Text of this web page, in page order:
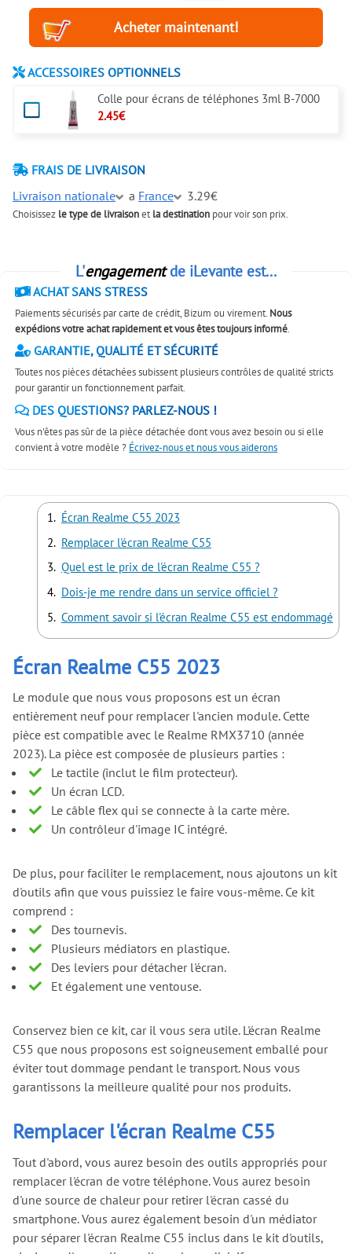
ACCESSOIRES OPTIONNELS
Colle pour écrans de téléphones 3ml B-7000
2.45€
FRAIS DE LIVRAISON
Livraison nationale
a France 3.29€
Choisissez le type de livraisonetla destination pour voir son prix.
L'engagementde iLevante est...
ACHAT SANS STRESS
Paiements sécurisés par carte de crédit, Bizum ou virement. Nous
expédions votre achat rapidement et vous êtes toujours informé.
GARANTIE, QUALITÉ ET SÉCURITÉ
Toutes nos pièces détachées subissent plusieurs contrôles de qualité stricts
pour garantir un fonctionnement parfait.
DES QUESTIONS? PARLEZ-NOUS !
Vous n'êtes pas sûr de la pièce détachée dont vous avez besoin ou si elle
convient à votre modèle ? Écrivez-nous et nous vous aiderons
Écran Realme C55 2023
Remplacer l'écran Realme C55
Quel est le prix de l'écran Realme C55 ?
Dois-je me rendre dans un service officiel ?
Comment savoir si l'écran Realme C55 est endommagé
Écran Realme C55 2023
Le module que nous vous proposons est un écran
entièrement neuf pour remplacer l'ancien module. Cette
pièce est compatible avec le Realme RMX3710 (année
2023). La pièce est composée de plusieurs parties :
Le tactile (inclut le film protecteur).
Un écran LCD.
Le câble flex qui se connecte à la carte mère.
Un contrôleur d'image IC intégré.
De plus, pour faciliter le remplacement, nous ajoutons un kit
d'outils afin que vous puissiez le faire vous-même. Ce kit
comprend :
Des tournevis.
Plusieurs médiators en plastique.
Des leviers pour détacher l'écran.
Et également une ventouse.
Conservez bien ce kit, car il vous sera utile. L'écran Realme
C55 que nous proposons est soigneusement emballé pour
éviter tout dommage pendant le transport. Nous vous
garantissons la meilleure qualité pour nos produits.
Remplacer l'écran Realme C55
Tout d'abord, vous aurez besoin des outils appropriés pour
remplacer l'écran de votre téléphone. Vous aurez besoin
d'une source de chaleur pour retirer l'écran cassé du
smartphone. Vous aurez également besoin d'un médiator
pour séparer l'écran Realme C55 inclus dans le kit d'outils,